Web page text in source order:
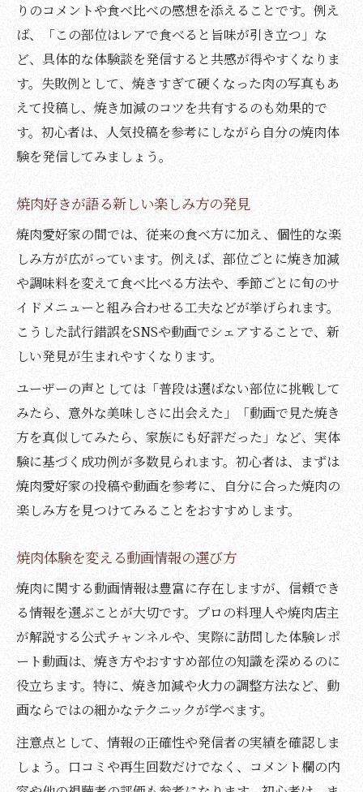
りのコメントや食べ比べの感想を添えることです。例え
ば、「この部位はレアで食べると旨味が引き立つ」な
ど、具体的な体験談を発信すると共感が得やすくなりま
す。失敗例として、焼きすぎて硬くなった肉の写真もあ
えて投稿し、焼き加減のコツを共有するのも効果的で
す。初心者は、人気投稿を参考にしながら自分の焼肉体
験を発信してみましょう。
焼肉好きが語る新しい楽しみ方の発見
焼肉愛好家の間では、従来の食べ方に加え、個性的な楽
しみ方が広がっています。例えば、部位ごとに焼き加減
や調味料を変えて食べ比べる方法や、季節ごとに旬のサ
イドメニューと組み合わせる工夫などが挙げられます。
こうした試行錯誤をSNSや動画でシェアすることで、新
しい発見が生まれやすくなります。
ユーザーの声としては「普段は選ばない部位に挑戦して
みたら、意外な美味しさに出会えた」「動画で見た焼き
方を真似してみたら、家族にも好評だった」など、実体
験に基づく成功例が多数見られます。初心者は、まずは
焼肉愛好家の投稿や動画を参考に、自分に合った焼肉の
楽しみ方を見つけてみることをおすすめします。
焼肉体験を変える動画情報の選び方
焼肉に関する動画情報は豊富に存在しますが、信頼でき
る情報を選ぶことが大切です。プロの料理人や焼肉店主
が解説する公式チャンネルや、実際に訪問した体験レポ
ート動画は、焼き方やおすすめ部位の知識を深めるのに
役立ちます。特に、焼き加減や火力の調整方法など、動
画ならではの細かなテクニックが学べます。
注意点として、情報の正確性や発信者の実績を確認しま
しょう。口コミや再生回数だけでなく、コメント欄の内